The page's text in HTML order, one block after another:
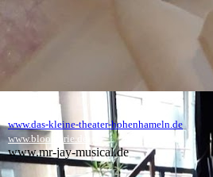
www.das-kleine-theater-hohenhameln.de
www.bloomerie.de